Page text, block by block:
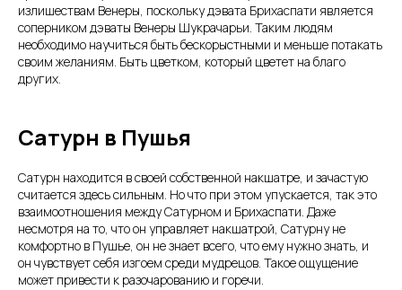
излишествам Венеры, поскольку дэвата Брихаспати является
соперником дэваты Венеры Шукрачарьи. Таким людям
необходимо научиться быть бескорыстными и меньше потакать
своим желаниям. Быть цветком, который цветет на благо
других.
Сатурн в Пушья
Сатурн находится в своей собственной накшатре, и зачастую
считается здесь сильным. Но что при этом упускается, так это
взаимоотношения между Сатурном и Брихаспати. Даже
несмотря на то, что он управляет накшатрой, Сатурну не
комфортно в Пушье, он не знает всего, что ему нужно знать, и
он чувствует себя изгоем среди мудрецов. Такое ощущение
может привести к разочарованию и горечи.